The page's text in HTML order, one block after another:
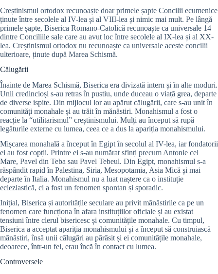
Creștinismul ortodox recunoaște doar primele șapte Concilii ecumenice
ținute între secolele al IV-lea și al VIII-lea și nimic mai mult. Pe lângă
primele șapte, Biserica Romano-Catolică recunoaște ca universale 14
dintre Conciliile sale care au avut loc între secolele al IX-lea și al XX-
lea. Creștinismul ortodox nu recunoaște ca universale aceste concilii
ulterioare, ținute după Marea Schismă.
Călugării
Înainte de Marea Schismă, Biserica era divizată intern și în alte moduri.
Unii credincioși s-au retras în pustiu, unde duceau o viață grea, departe
de diverse ispite. Din mijlocul lor au apărut călugării, care s-au unit în
comunități monahale și au trăit în mănăstiri. Monahismul a fost o
reacție la “utilitarismul” creștinismului. Mulți au început să rupă
legăturile externe cu lumea, ceea ce a dus la apariția monahismului.
Mișcarea monahală a început în Egipt în secolul al IV-lea, iar fondatorii
ei au fost copții. Printre ei s-au numărat sfinți precum Antonie cel
Mare, Pavel din Teba sau Pavel Tebeul. Din Egipt, monahismul s-a
răspândit rapid în Palestina, Siria, Mesopotamia, Asia Mică și mai
departe în Italia. Monahismul nu a luat naștere ca o instituție
ecleziastică, ci a fost un fenomen spontan și sporadic.
Inițial, Biserica și autoritățile seculare au privit mănăstirile ca pe un
fenomen care funcționa în afara instituțiilor oficiale și au existat
tensiuni între clerul bisericesc și comunitățile monahale. Cu timpul,
Biserica a acceptat apariția monahismului și a început să construiască
mănăstiri, însă unii călugări au părăsit și ei comunitățile monahale,
deoarece, într-un fel, erau încă în contact cu lumea.
Controversele